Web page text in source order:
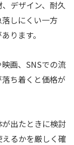
デザイン、耐久
しにくい一方
ります。
画、SNSでの流
ち着くと価格が
出たときに検討
るかを厳しく確